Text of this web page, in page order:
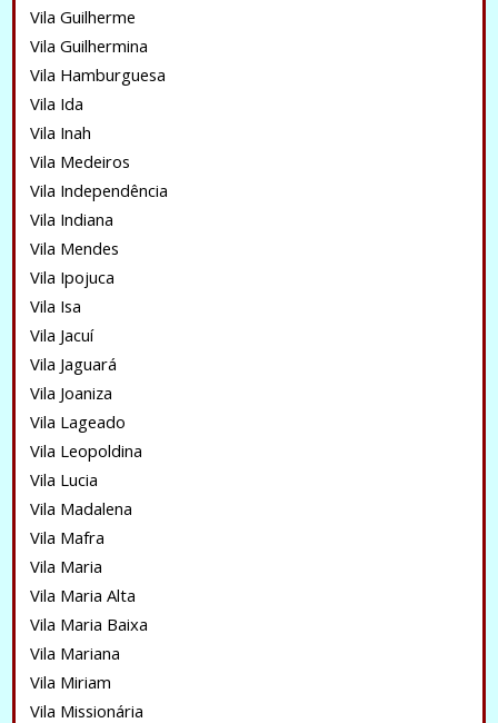
Vila Guilherme
Vila Guilhermina
Vila Hamburguesa
Vila Ida
Vila Inah
Vila Medeiros
Vila Independência
Vila Indiana
Vila Mendes
Vila Ipojuca
Vila Isa
Vila Jacuí
Vila Jaguará
Vila Joaniza
Vila Lageado
Vila Leopoldina
Vila Lucia
Vila Madalena
Vila Mafra
Vila Maria
Vila Maria Alta
Vila Maria Baixa
Vila Mariana
Vila Miriam
Vila Missionária